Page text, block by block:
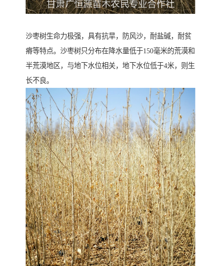
沙枣树生命力极强，具有抗旱，防风沙，耐盐碱，耐贫
瘠等特点。沙枣树只分布在降水量低于150毫米的荒漠和
半荒漠地区，与地下水位相关，地下水位低于4米，则生
长不良。